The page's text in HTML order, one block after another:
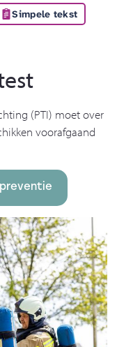
Simpele tekst
(PTI) moet over
voorafgaand